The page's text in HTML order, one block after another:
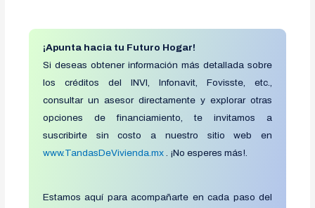
¡Apunta hacia tu Futuro Hogar!
Si deseas obtener información más detallada sobre
los créditos del INVI, Infonavit, Fovisste, etc.,
consultar un asesor directamente y explorar otras
opciones de financiamiento, te invitamos a
suscribirte sin costo a nuestro sitio web en
www.TandasDeVivienda.mx . ¡No esperes más!.
Estamos aquí para acompañarte en cada paso del